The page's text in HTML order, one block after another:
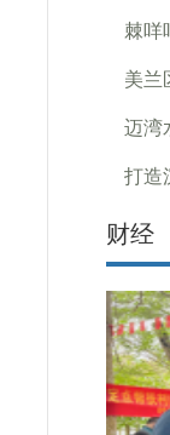
棘咩
美兰
迈湾
打造
财经